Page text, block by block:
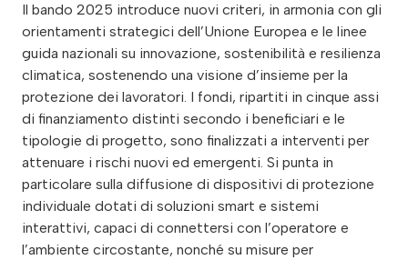
Il bando 2025 introduce nuovi criteri, in armonia con gli
orientamenti strategici dell’Unione Europea e le linee
guida nazionali su innovazione, sostenibilità e resilienza
climatica, sostenendo una visione d’insieme per la
protezione dei lavoratori. I fondi, ripartiti in cinque assi
di finanziamento distinti secondo i beneficiari e le
tipologie di progetto, sono finalizzati a interventi per
attenuare i rischi nuovi ed emergenti. Si punta in
particolare sulla diffusione di dispositivi di protezione
individuale dotati di soluzioni smart e sistemi
interattivi, capaci di connettersi con l’operatore e
l’ambiente circostante, nonché su misure per